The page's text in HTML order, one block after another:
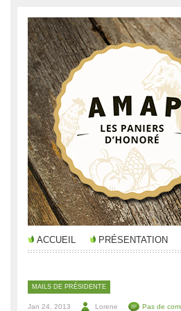
ACCUEIL PRÉSENTATION
MAILS DE PRÉSIDENTE
Jan 24, 2013 Lorene Pas de